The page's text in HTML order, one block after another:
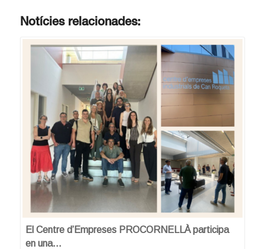
Notícies relacionades:
El Centre d’Empreses PROCORNELLÀ participa
en una…